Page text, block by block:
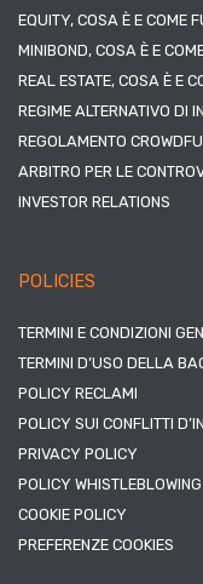
EQUITY, COSA È E COME
MINIBOND, COSA È E
REAL ESTATE, COSA È E
REGIME ALTERNATIVO DI
REGOLAMENTO
ARBITRO PER LE
INVESTOR RELATIONS
POLICIES
TERMINI E CONDIZIONI
TERMINI D’USO DELLA
POLICY RECLAMI
POLICY SUI CONFLITTI
PRIVACY POLICY
POLICY WHISTLEBLOWING
COOKIE POLICY
PREFERENZE COOKIES